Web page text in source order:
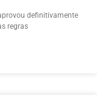
definitivamente
regras